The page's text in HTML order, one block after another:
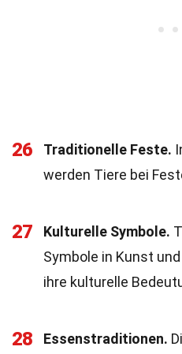
26 Traditionelle Feste.
werden Tiere bei
27 Kulturelle Symbole.
Symbole in Kunst
ihre kulturelle
28 Essenstraditionen.